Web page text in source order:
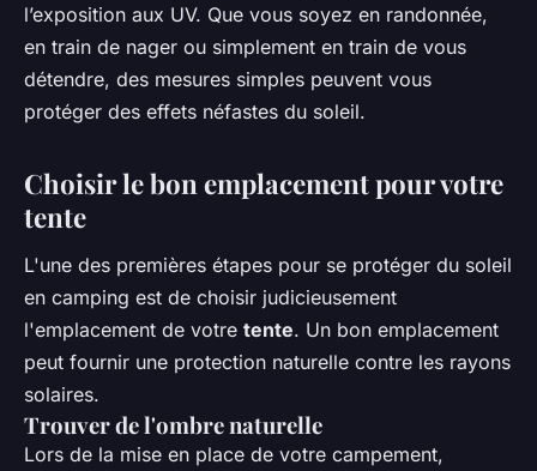
l’exposition aux UV. Que vous soyez en randonnée,
en train de nager ou simplement en train de vous
détendre, des mesures simples peuvent vous
protéger des effets néfastes du soleil.
Choisir le bon emplacement pour votre
tente
L'une des premières étapes pour se protéger du soleil
en camping est de choisir judicieusement
l'emplacement de votre tente. Un bon emplacement
peut fournir une protection naturelle contre les rayons
solaires.
Trouver de l'ombre naturelle
Lors de la mise en place de votre campement,